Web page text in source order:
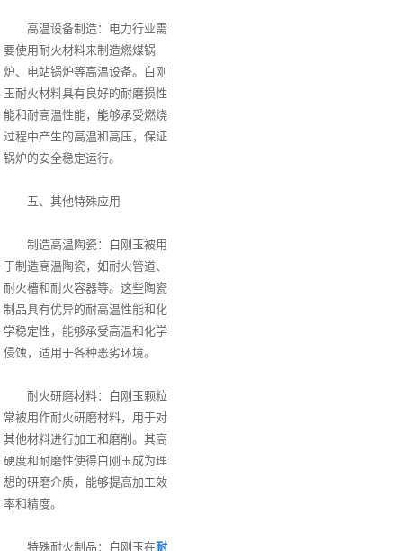
高温设备制造：电力行业需
要使用耐火材料来制造燃煤锅
炉、电站锅炉等高温设备。白刚
玉耐火材料具有良好的耐磨损性
能和耐高温性能，能够承受燃烧
过程中产生的高温和高压，保证
锅炉的安全稳定运行。
五、其他特殊应用
制造高温陶瓷：白刚玉被用
于制造高温陶瓷，如耐火管道、
耐火槽和耐火容器等。这些陶瓷
制品具有优异的耐高温性能和化
学稳定性，能够承受高温和化学
侵蚀，适用于各种恶劣环境。
耐火研磨材料：白刚玉颗粒
常被用作耐火研磨材料，用于对
其他材料进行加工和磨削。其高
硬度和耐磨性使得白刚玉成为理
想的研磨介质，能够提高加工效
率和精度。
特殊耐火制品：白刚玉在耐